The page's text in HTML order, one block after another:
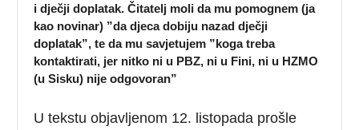
i dječji doplatak. Čitatelj moli da mu pomognem (ja
kao novinar) ”da djeca dobiju nazad dječji
doplatak”, te da mu savjetujem ”koga treba
kontaktirati, jer nitko ni u PBZ, ni u Fini, ni u HZMO
(u Sisku) nije odgovoran”
U tekstu objavljenom 12. listopada prošle